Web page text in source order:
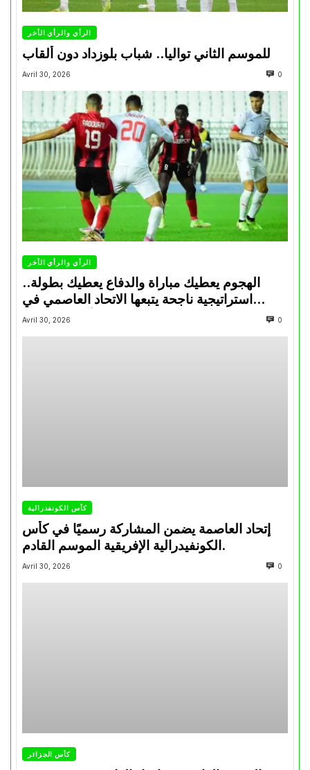
الرأي والرأي الأخر
للموسم الثاني تواليا.. شباب بلوزداد دون ألقاب
Avril 30, 2026 0
الرأي والرأي الأخر
الهجوم يعطيك مباراة والدفاع يعطيك بطولة..
استراتيجية ناجحة يتبعها الاتحاد العاصمي في
تتويجاته آخر السنوات
Avril 30, 2026 0
كأس الكونفدرالية
إتحاد العاصمة يضمن المشاركة رسميًا في كأس
الكونفيدرالية الإفريقية الموسم القادم.
Avril 30, 2026 0
كأس الجزائر